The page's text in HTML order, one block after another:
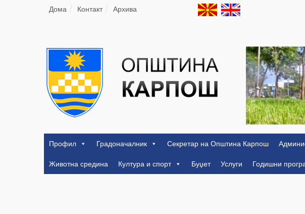
Дома Контакт Архива
Профил Градоначалник Секретар на Општина Карпош
Животна средина
Култура и спорт Буџет Услуги Годишни